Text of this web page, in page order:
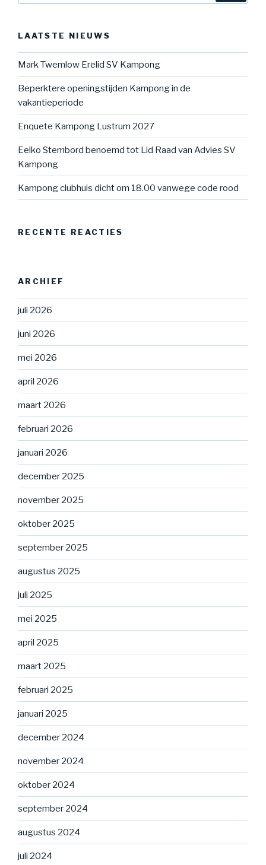
LAATSTE NIEUWS
Mark Twemlow Erelid SV Kampong
Beperktere openingstijden Kampong in de
vakantieperiode
Enquete Kampong Lustrum 2027
Eelko Stembord benoemd tot Lid Raad van Advies SV
Kampong
Kampong clubhuis dicht om 18.00 vanwege code rood
RECENTE REACTIES
ARCHIEF
juli 2026
juni 2026
mei 2026
april 2026
maart 2026
februari 2026
januari 2026
december 2025
november 2025
oktober 2025
september 2025
augustus 2025
juli 2025
mei 2025
april 2025
maart 2025
februari 2025
januari 2025
december 2024
november 2024
oktober 2024
september 2024
augustus 2024
juli 2024